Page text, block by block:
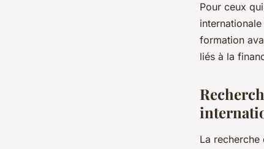
Pour ceux
formation
liés à la
La recherche